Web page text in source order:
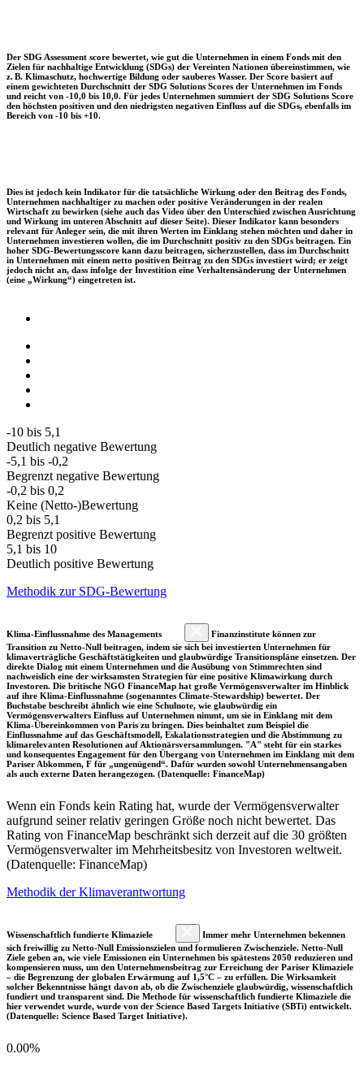
Der SDG Assessment score bewertet, wie gut die Unternehmen in einem Fonds mit den
Zielen für nachhaltige Entwicklung (SDGs) der Vereinten Nationen übereinstimmen, wie
z. B. Klimaschutz, hochwertige Bildung oder sauberes Wasser. Der Score basiert auf
einem gewichteten Durchschnitt der SDG Solutions Scores der Unternehmen im Fonds
und reicht von -10,0 bis 10,0. Für jedes Unternehmen summiert der SDG Solutions Score
den höchsten positiven und den niedrigsten negativen Einfluss auf die SDGs, ebenfalls im
Bereich von -10 bis +10.
Dies ist jedoch kein Indikator für die tatsächliche Wirkung oder den Beitrag des Fonds,
Unternehmen nachhaltiger zu machen oder positive Veränderungen in der realen
Wirtschaft zu bewirken (siehe auch das Video über den Unterschied zwischen Ausrichtung
und Wirkung im unteren Abschnitt auf dieser Seite). Dieser Indikator kann besonders
relevant für Anleger sein, die mit ihren Werten im Einklang stehen möchten und daher in
Unternehmen investieren wollen, die im Durchschnitt positiv zu den SDGs beitragen. Ein
hoher SDG-Bewertungsscore kann dazu beitragen, sicherzustellen, dass im Durchschnitt
in Unternehmen mit einem netto positiven Beitrag zu den SDGs investiert wird; er zeigt
jedoch nicht an, dass infolge der Investition eine Verhaltensänderung der Unternehmen
(eine „Wirkung“) eingetreten ist.
-10 bis 5,1
Deutlich negative Bewertung
-5,1 bis -0,2
Begrenzt negative Bewertung
-0,2 bis 0,2
Keine (Netto-)Bewertung
0,2 bis 5,1
Begrenzt positive Bewertung
5,1 bis 10
Deutlich positive Bewertung
Methodik zur SDG-Bewertung
Klima-Einflussnahme des Managements
Finanzinstitute können zur
Transition zu Netto-Null beitragen, indem sie sich bei investierten Unternehmen für
klimaverträgliche Geschäftstätigkeiten und glaubwürdige Transitionspläne einsetzen. Der
direkte Dialog mit einem Unternehmen und die Ausübung von Stimmrechten sind
nachweislich eine der wirksamsten Strategien für eine positive Klimawirkung durch
Investoren. Die britische NGO FinanceMap hat große Vermögensverwalter im Hinblick
auf ihre Klima-Einflussnahme (sogenanntes Climate-Stewardship) bewertet. Der
Buchstabe beschreibt ähnlich wie eine Schulnote, wie glaubwürdig ein
Vermögensverwalters Einfluss auf Unternehmen nimmt, um sie in Einklang mit dem
Klima-Übereinkommen von Paris zu bringen. Dies beinhaltet zum Beispiel die
Einflussnahme auf das Geschäftsmodell, Eskalationsstrategien und die Abstimmung zu
klimarelevanten Resolutionen auf Aktionärsversammlungen. "A" steht für ein starkes
und konsequentes Engagement für den Übergang von Unternehmen im Einklang mit dem
Pariser Abkommen, F für „ungenügend“. Dafür wurden sowohl Unternehmensangaben
als auch externe Daten herangezogen. (Datenquelle: FinanceMap)
Wenn ein Fonds kein Rating hat, wurde der Vermögensverwalter
aufgrund seiner relativ geringen Größe noch nicht bewertet. Das
Rating von FinanceMap beschränkt sich derzeit auf die 30 größten
Vermögensverwalter im Mehrheitsbesitz von Investoren weltweit.
(Datenquelle: FinanceMap)
Methodik der Klimaverantwortung
Wissenschaftlich fundierte Klimaziele
Immer mehr Unternehmen bekennen
sich freiwillig zu Netto-Null Emissionszielen und formulieren Zwischenziele. Netto-Null
Ziele geben an, wie viele Emissionen ein Unternehmen bis spätestens 2050 reduzieren und
kompensieren muss, um den Unternehmensbeitrag zur Erreichung der Pariser Klimaziele
– die Begrenzung der globalen Erwärmung auf 1,5°C – zu erfüllen. Die Wirksamkeit
solcher Bekenntnisse hängt davon ab, ob die Zwischenziele glaubwürdig, wissenschaftlich
fundiert und transparent sind. Die Methode für wissenschaftlich fundierte Klimaziele die
hier verwendet wurde, wurde von der Science Based Targets Initiative (SBTi) entwickelt.
(Datenquelle: Science Based Target Initiative).
0.00%